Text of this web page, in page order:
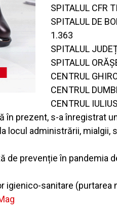
SPITALUL CFR
SPITALUL DE
1.363
SPITALUL
SPITALUL
CENTRUL
CENTRUL
CENTRUL
în prezent, s-a înregistrat
locul administrării,
de prevenție în pandemia
igienico-sanitare